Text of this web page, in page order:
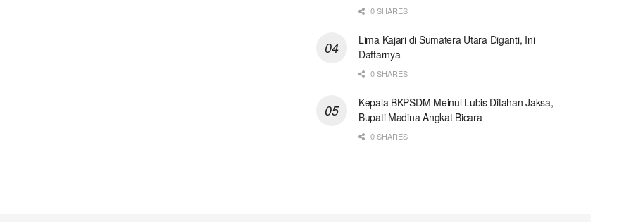
0 SHARES
Lima Kajari di Sumatera Utara Diganti, Ini
Daftarnya
0 SHARES
Kepala BKPSDM Meinul Lubis Ditahan Jaksa,
Bupati Madina Angkat Bicara
0 SHARES